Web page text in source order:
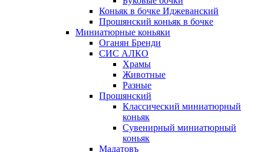
Коньяк в бочке Иджеванский
Прошянский коньяк в бочке
Миниатюрные коньяки
Оганян Бренди
СИС АЛКО
Храмы
Животные
Разные
Прошянский
Классический миниатюрный
коньяк
Сувенирный миниатюрный
коньяк
Мадатовъ